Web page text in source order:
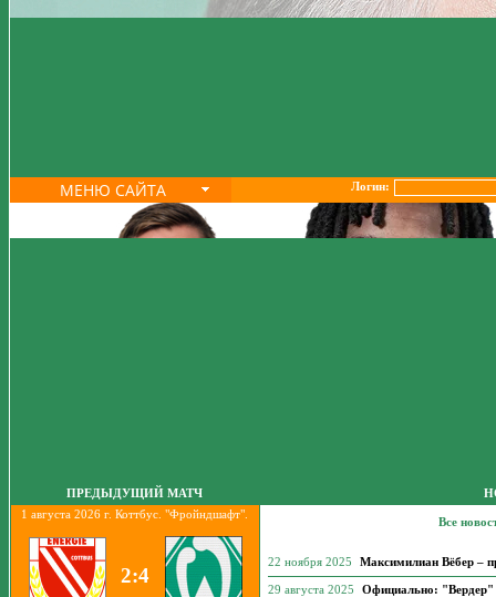
МЕНЮ САЙТА Логин:
ПРЕДЫДУЩИЙ МАТЧ
1 августа 2026 г. Коттбус. "Фройндшафт".
2:4
Все
22 ноября 2025 Максимилиан Вёбер –
29 августа 2025 Официально: "Вердер"